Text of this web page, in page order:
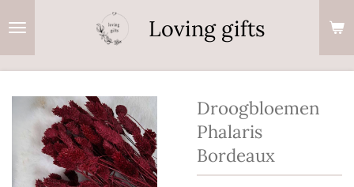
hoofdinhoud
Loving gifts
Droogbloemen
Phalaris
Bordeaux